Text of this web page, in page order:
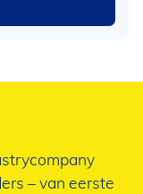
– van eerste